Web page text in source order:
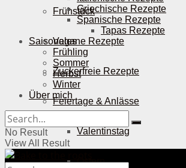
Frühstück
Vegane Rezepte
Zuckerfreie Rezepte
Feiertage & Anlässe
Valentinstag
Ostern
Griechische Rezepte
Spanische Rezepte
Tapas Rezepte
Saisonales
Frühling
Sommer
Herbst
Winter
Über mich
No Result
View All Result